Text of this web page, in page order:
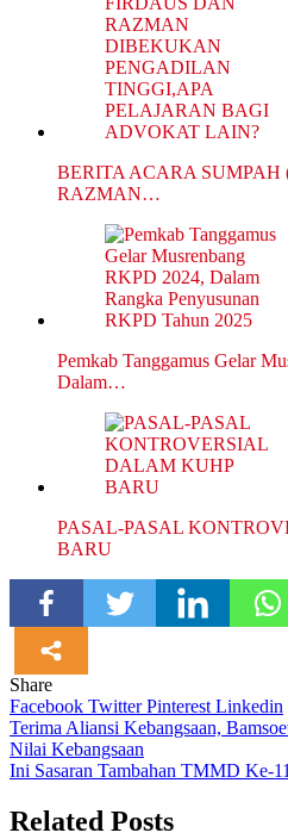
BERITA ACARA
RAZMAN…
Pemkab Tanggamus Gelar
Dalam…
PASAL-PASAL
BARU
Share
Facebook TwitterPinterest Linkedin
Navigasi
pos
Terima Aliansi Kebangsaan,
Nilai Kebangsaan
Ini Sasaran Tambahan TMMD Ke-
Related Posts